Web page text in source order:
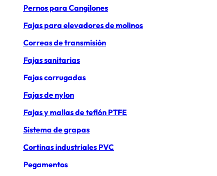
Pernos para Cangilones
Fajas para elevadores de molinos
Correas de transmisión
Fajas sanitarias
Fajas corrugadas
Fajas de nylon
Fajas y mallas de teflón PTFE
Sistema de grapas
Cortinas industriales PVC
Pegamentos